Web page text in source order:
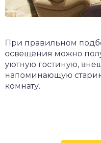
При правильном
освещения можно
уютную гостиную,
напоминающую
комнату.